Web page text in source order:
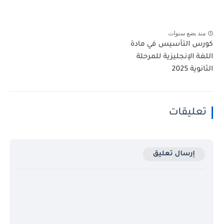
منذ بضع سنوات
كورس التأسيس في مادة
اللغة الإنجليزية للمرحلة
الثانوية 2025
تعليقات
إرسال تعليق